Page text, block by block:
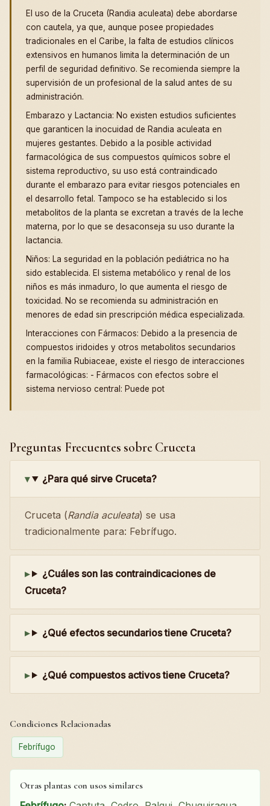
El uso de la Cruceta (Randia aculeata) debe abordarse
con cautela, ya que, aunque posee propiedades
tradicionales en el Caribe, la falta de estudios clínicos
extensivos en humanos limita la determinación de un
perfil de seguridad definitivo. Se recomienda siempre la
supervisión de un profesional de la salud antes de su
administración.
Embarazo y Lactancia: No existen estudios suficientes
que garanticen la inocuidad de Randia aculeata en
mujeres gestantes. Debido a la posible actividad
farmacológica de sus compuestos químicos sobre el
sistema reproductivo, su uso está contraindicado
durante el embarazo para evitar riesgos potenciales en
el desarrollo fetal. Tampoco se ha establecido si los
metabolitos de la planta se excretan a través de la leche
materna, por lo que se desaconseja su uso durante la
lactancia.
Niños: La seguridad en la población pediátrica no ha
sido establecida. El sistema metabólico y renal de los
niños es más inmaduro, lo que aumenta el riesgo de
toxicidad. No se recomienda su administración en
menores de edad sin prescripción médica especializada.
Interacciones con Fármacos: Debido a la presencia de
compuestos iridoides y otros metabolitos secundarios
en la familia Rubiaceae, existe el riesgo de interacciones
farmacológicas: - Fármacos con efectos sobre el
sistema nervioso central: Puede pot
Preguntas Frecuentes sobre Cruceta
¿Para qué sirve Cruceta?
Cruceta (Randia aculeata) se usa
tradicionalmente para: Febrífugo.
¿Cuáles son las contraindicaciones de
Cruceta?
¿Qué efectos secundarios tiene Cruceta?
¿Qué compuestos activos tiene Cruceta?
Condiciones Relacionadas
Febrífugo
Otras plantas con usos similares